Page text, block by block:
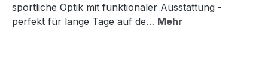
sportliche Optik mit funktionaler Ausstattung -
perfekt für lange Tage auf de… Mehr